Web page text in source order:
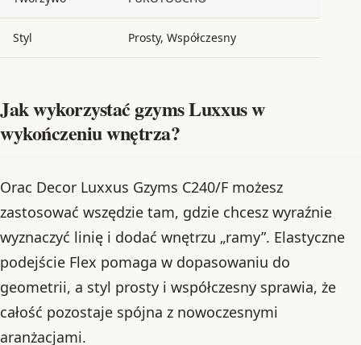
Styl Prosty, Współczesny
Jak wykorzystać gzyms Luxxus w
wykończeniu wnętrza?
Orac Decor Luxxus Gzyms C240/F możesz
zastosować wszędzie tam, gdzie chcesz wyraźnie
wyznaczyć linię i dodać wnętrzu „ramy”. Elastyczne
podejście Flex pomaga w dopasowaniu do
geometrii, a styl prosty i współczesny sprawia, że
całość pozostaje spójna z nowoczesnymi
aranżacjami.